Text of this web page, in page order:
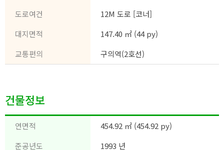
도로여건
12M 도로 [코너]
대지면적
147.40 ㎡ (44 py)
교통편의
구의역(2호선)
건물정보
연면적
454.92 ㎡ (454.92 py)
준공년도
1993 년